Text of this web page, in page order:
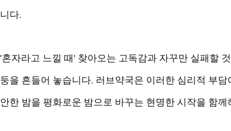
니다.
'혼자라고 느낄 때' 찾아오는 고독감과 자꾸만 실패할
둥을 흔들어 놓습니다. 러브약국은 이러한 심리적 부
안한 밤을 평화로운 밤으로 바꾸는 현명한 시작을 함